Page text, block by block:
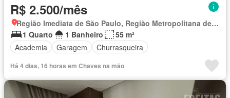
R$ 2.500/mês
Região Imediata de São Paulo, Região Metropolitana de São Paulo
1 Quarto
1 Banheiro
55 m²
Academia
Garagem Churrasqueira
Há 4 dias, 16 horas em Chaves na mão